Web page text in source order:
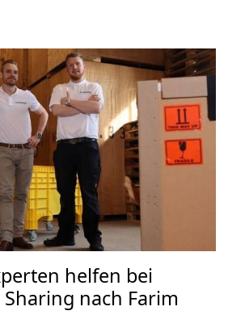
helfen bei
nach Farim